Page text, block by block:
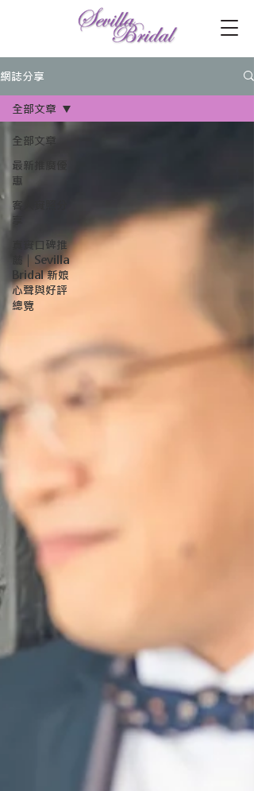
網誌分享
全部文章
最新推廣優
惠
客人實照分
享
真實口碑推
薦｜Sevilla
Bridal 新娘
心聲與好評
總覽
全部文章